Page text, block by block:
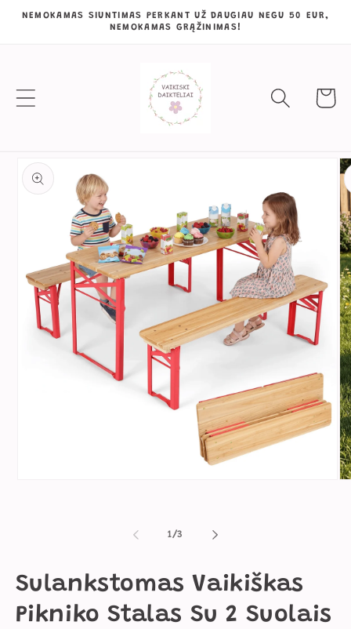
Eiti į
NEMOKAMAS SIUNTIMAS PERKANT UŽ DAUGIAU NEGU 50 EUR,
NEMOKAMAS GRĄŽINIMAS!
informacijos
apie gaminį
1/iš
3
Sulankstomas Vaikiškas
Pikniko Stalas Su 2 Suolais